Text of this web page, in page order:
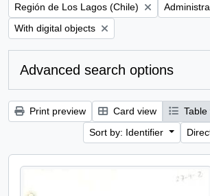
Remove filter:
Región de Los Lagos (Chile) Remove
Remove filter:
With digital objects
Advanced search options
Print preview Card view
Table
Sort by: Identifier